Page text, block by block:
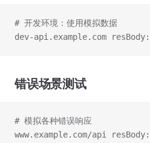
# 开发环境：使用模拟数据
dev-api.example.com
错误场景测试
# 模拟各种错误响应
www.example.com/api